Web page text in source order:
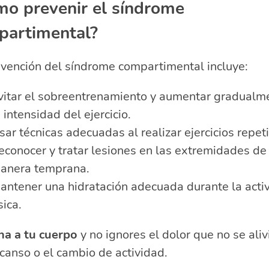
prevenir el síndrome
del síndrome compartimental incluye:
el sobreentrenamiento y aumentar
intensidad del ejercicio.
técnicas adecuadas al realizar ejercicios
y tratar lesiones en las extremidades de
temprana.
una hidratación adecuada durante la
a tu cuerpo y no ignores el dolor que no se
o el cambio de actividad.